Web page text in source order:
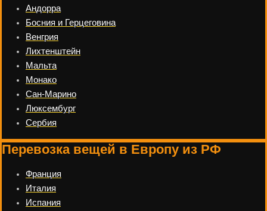
Андорра
Босния и Герцеговина
Венгрия
Лихтенштейн
Мальта
Монако
Сан-Марино
Люксембург
Сербия
Перевозка вещей в Европу из РФ
Франция
Италия
Испания